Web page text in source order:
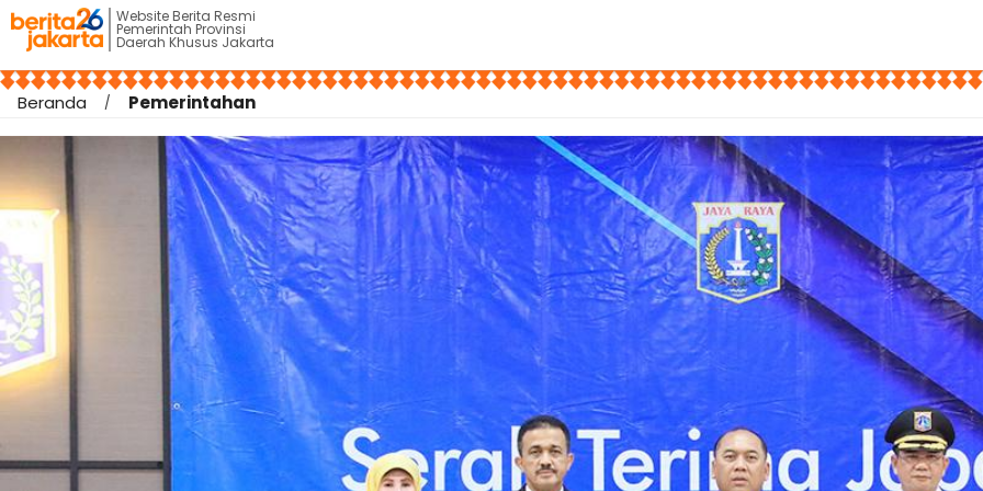
Website Berita Resmi
Pemerintah Provinsi
Daerah Khusus Jakarta
Beranda Pemerintahan